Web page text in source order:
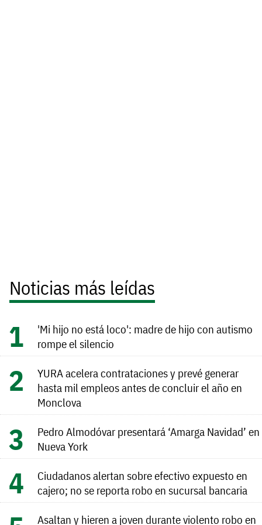
Noticias más leídas
'Mi hijo no está loco': madre de hijo con autismo
rompe el silencio
YURA acelera contrataciones y prevé generar
hasta mil empleos antes de concluir el año en
Monclova
Pedro Almodóvar presentará ‘Amarga Navidad’ en
Nueva York
Ciudadanos alertan sobre efectivo expuesto en
cajero; no se reporta robo en sucursal bancaria
Asaltan y hieren a joven durante violento robo en